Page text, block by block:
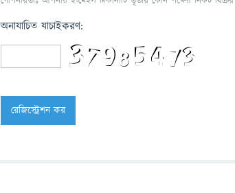
অনাযাচিত যাচাইকরণ: